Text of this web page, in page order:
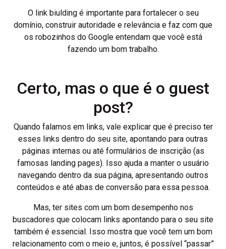
O link biulding é importante para fortalecer o seu
domínio, construir autoridade e relevância e faz com que
os robozinhos do Google entendam que você está
fazendo um bom trabalho.
Certo, mas o que é o guest
post?
Quando falamos em links, vale explicar que é preciso ter
esses links dentro do seu site, apontando para outras
páginas internas ou até formulários de inscrição (as
famosas landing pages). Isso ajuda a manter o usuário
navegando dentro da sua página, apresentando outros
conteúdos e até abas de conversão para essa pessoa.
Mas, ter sites com um bom desempenho nos
buscadores que colocam links apontando para o seu site
também é essencial. Isso mostra que você tem um bom
relacionamento com o meio e, juntos, é possível “passar”